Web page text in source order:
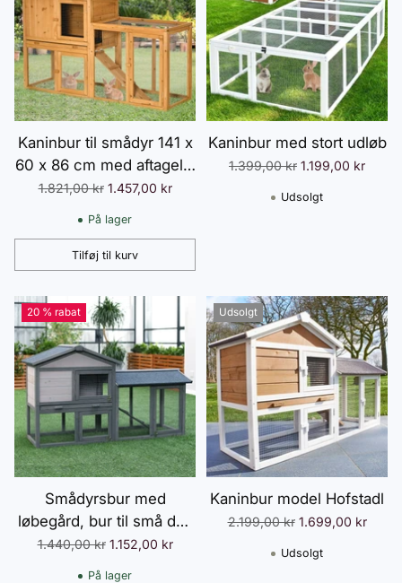
Kaninbur til smådyr 141 x
60 x 86 cm med aftagelig
gulvbakke og rampe lavet
af fyrretræ til udendørs
orange
Normalpris
1.821,00 kr 1.457,00 kr
På lager
Tilføj til kurv
Antal
Kaninbur med stort udløb
Normalpris
1.399,00 kr 1.199,00 kr
Udsolgt
20 % rabat
Smådyrsbur med
løbegård, bur til små dyr,
marsvinebur, udendørs
marsvinebure,
Normalpris
1.440,00 kr 1.152,00 kr
På lager
Udsolgt
Kaninbur model Hofstadl
Normalpris
2.199,00 kr 1.699,00 kr
Udsolgt